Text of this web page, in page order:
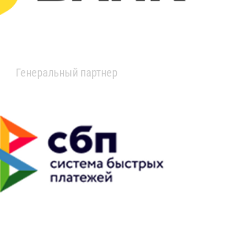
Генеральный партнер